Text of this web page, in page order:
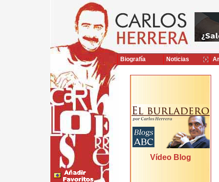
Vídeo Blog
Biografía Noticias